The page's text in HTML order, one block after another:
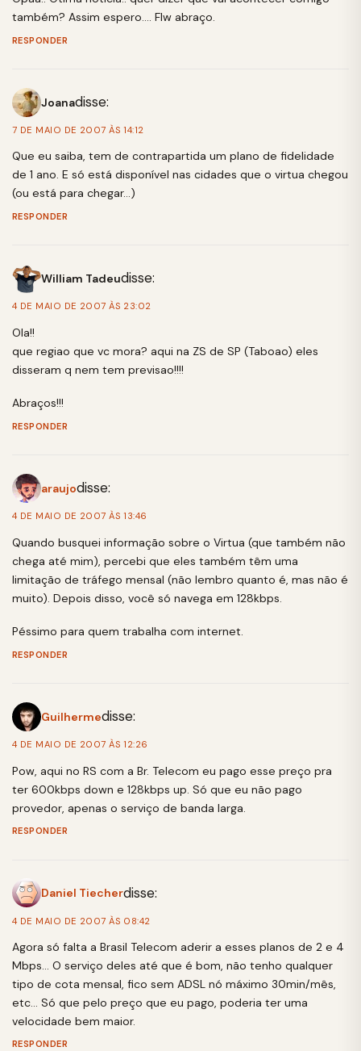
também? Assim espero…. Flw abraço.
RESPONDER
Joanadisse:
7 DE MAIO DE 2007 ÀS 14:12
Que eu saiba, tem de contrapartida um plano de fidelidade
de 1 ano. E só está disponível nas cidades que o virtua chegou
(ou está para chegar…)
RESPONDER
William Tadeudisse:
4 DE MAIO DE 2007 ÀS 23:02
Ola!!
que regiao que vc mora? aqui na ZS de SP (Taboao) eles
disseram q nem tem previsao!!!!
Abraços!!!
RESPONDER
araujodisse:
4 DE MAIO DE 2007 ÀS 13:46
Quando busquei informação sobre o Virtua (que também não
chega até mim), percebi que eles também têm uma
limitação de tráfego mensal (não lembro quanto é, mas não é
muito). Depois disso, você só navega em 128kbps.
Péssimo para quem trabalha com internet.
RESPONDER
Guilhermedisse:
4 DE MAIO DE 2007 ÀS 12:26
Pow, aqui no RS com a Br. Telecom eu pago esse preço pra
ter 600kbps down e 128kbps up. Só que eu não pago
provedor, apenas o serviço de banda larga.
RESPONDER
Daniel Tiecherdisse:
4 DE MAIO DE 2007 ÀS 08:42
Agora só falta a Brasil Telecom aderir a esses planos de 2 e 4
Mbps… O serviço deles até que é bom, não tenho qualquer
tipo de cota mensal, fico sem ADSL nó máximo 30min/mês,
etc… Só que pelo preço que eu pago, poderia ter uma
velocidade bem maior.
RESPONDER